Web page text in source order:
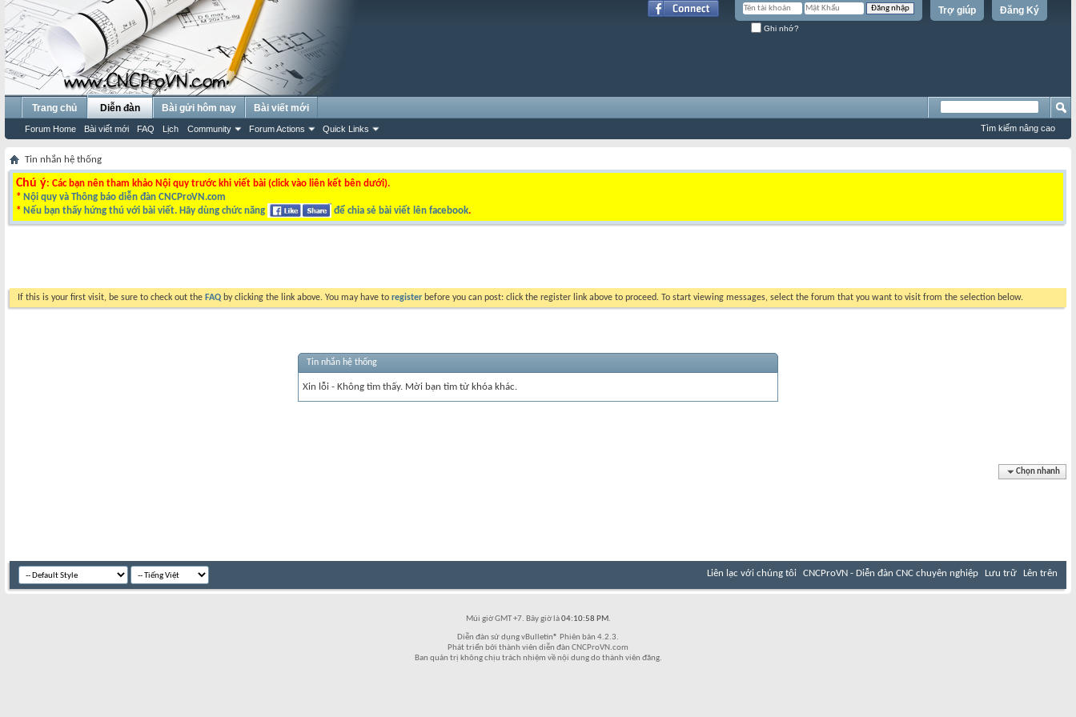
Đăng Ký
Trợ giúp
Ghi nhớ?
Trang chủ Diễn đàn
Forum Home Bài viết mới FAQ Lịch Community Forum Actions Quick Links
Bài gửi hôm nay Bài viết mới
Tìm kiếm nâng cao
Tin nhắn hệ thống
Chú ý: Các bạn nên tham khảo Nội quy trước khi viết bài (click vào liên kết bên dưới).
* Nội quy và Thông báo diễn đàn CNCProVN.com
* Nếu bạn thấy hứng thú với bài viết. Hãy dùng chức năng để chia sẻ bài viết lên facebook.
If this is your first visit, be sure to check out the FAQ by clicking the link above. You may have to register before you can post: click the register link above to proceed. To start viewing messages, select the forum that you want to visit from the selection below.
Tin nhắn hệ thống
Xin lỗi - Không tìm thấy. Mời bạn tìm từ khóa khác.
Chọn nhanh
Liên lạc với chúng tôi CNCProVN - Diễn đàn CNC chuyên nghiệp Lưu trữ Lên trên
Múi giờ GMT +7. Bây giờ là04:10:58 PM.
Diễn đàn sử dụng vBulletin® Phiên bản 4.2.3.
Phát triển bởi thành viên diễn đàn CNCProVN.com
Ban quản trị không chịu trách nhiệm về nội dung do thành viên đăng.